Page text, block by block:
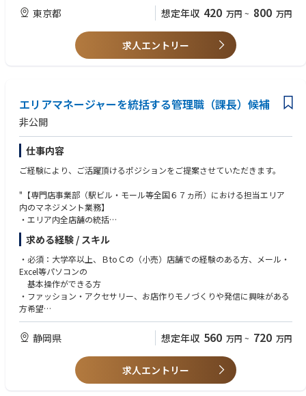
・年間カレンダー、並びに各種イベント、プロモーションスケジュールに
基づき、取引先との交渉を通じて獲得した効果的な営業施策を立案・実行
②ビジネス機会の創出:
・ブランドに有利なプロモーションスペースの確保や、売上貢献に資する
協業条件の獲得に向けた交渉を行う。
・取引先担当者と販売計画、プロモーション計画を定期的に打合わせ、効
果的な媒体を獲得し売り上げを拡大する
・百貨店、各種デベロッパー等、主要取引先における売り場責任者等ステ
件のための良好な関係を構築するとともに、市場情報や競合情報を能動的
に収集し、社内（特にリテールビジネス開発部内の事業開発グループや、
ビジネス本部内のMD・マーケティング担当）へフィードバックする。
・主要取引先から得られるデータや、SVとの連携を通じて、店舗の売上、
客数、NPS等、各種KPIを間接的にモニタリング・分析し、取引先との交
渉やプロモーション計画に活かす課題・解決案を立案する。
・店舗運営やリテールマーケティングに関する基礎知識。
・ECチャネルに関するビジネス経験や知識。
・プロジェクトマネジメントの経験。
【求める人物像】
- 社内外問わず、関係者と積極的にコミュニケーションを取り、連携がで
きる方（個人戦ではなくチーム戦）
- 既存の「当たり前」を疑い、効率や質の面で「より良い」状態を常に目
指していける方
- ブランドの世界観を深く理解し、空間で具現化できる方
- 社内外とのコミュニケーションを大切にできる方
- 美的感覚と実用性を両立できるクリエイティブな方
- 変化やスピード感のある環境を楽しめる柔軟性のある方
東京都 想定年収 420 万円 ~ 800 万円
求人エントリー
エリアマネージャーを統括する管理職（課長）候補
非公開
仕事内容
ご経験により、ご活躍頂けるポジションをご提案させていただきます。
"【専門店事業部（駅ビル・モール等全国６７ヵ所）における担当エリア
内のマネジメント業務】
・エリア内全店舗の統括
・エリア内の予算作成、計画の進捗状況チェック
・新店、退店の主導
・出店先窓口との折衝
※所属は本社、国内出張多々あり
※将来の幹部候補"
求める経験 / スキル
・必須：大学卒以上、ＢtoＣの（小売）店舗での経験のある方、メール・
Excel等パソコンの
基本操作ができる方
・ファッション・アクセサリー、お店作りモノづくりや発信に興味がある
方希望
・服飾雑貨等の小売でエリアマネージャーや店長の経験ある方やスーパー
等でシフト管理
の経験ある方なら尚可
静岡県 想定年収 560 万円 ~ 720 万円
求人エントリー